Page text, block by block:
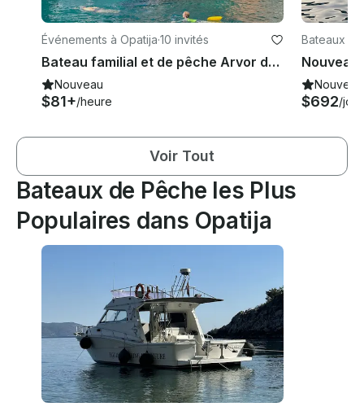
Événements à Opatija·10 invités
Bateau familial et de pêche Arvor de 25 pieds pour des excursions le long de la côte
Nouveau
$81+/heure
Bateaux à
Nouveau
$692/jour
Voir Tout
Bateaux de Pêche les Plus
Populaires dans Opatija